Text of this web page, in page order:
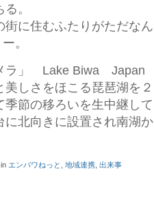
。
街に住むふたりがただな
。
ラ」 Lake Biwa Japan
美しさをほこる琵琶湖を
季節の移ろいを生中継し
に北向きに設置され南湖
エンパワねっと 地域連携 出来事